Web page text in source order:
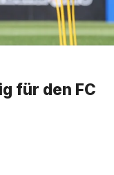
für den FC